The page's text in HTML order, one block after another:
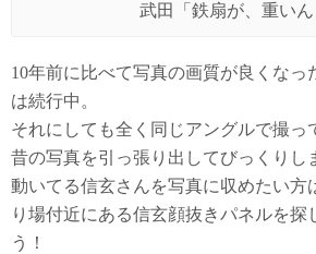
武田「鉄扇が、重いん
10年前に比べて写真の画質が良くなっ
は続行中。
それにしても全く同じアングルで撮っ
昔の写真を引っ張り出してびっくりし
動いてる信玄さんを写真に収めたい方
り場付近にある信玄顔抜きパネルを探
う！